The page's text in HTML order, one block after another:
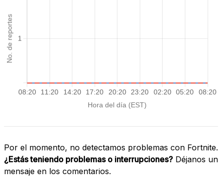
Por el momento, no detectamos problemas con Fortnite.
¿Estás teniendo problemas o interrupciones? Déjanos un
mensaje en los comentarios.